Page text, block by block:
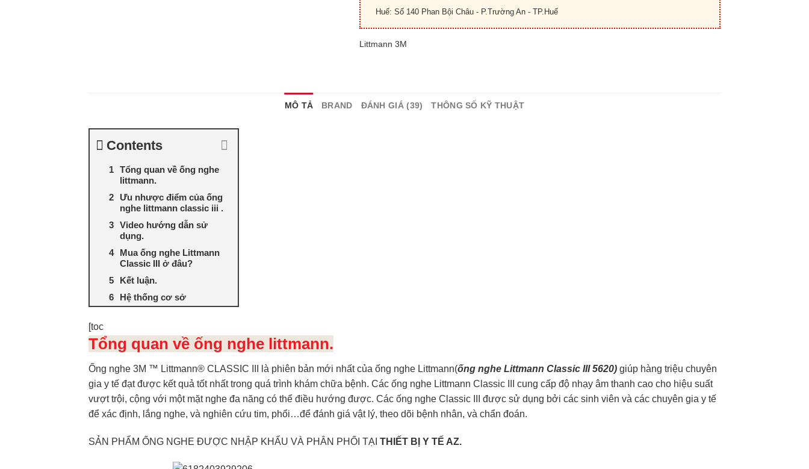
Huế: Số 140 Phan Bội Châu - P.Trường An - TP.Huế
Littmann 3M
MÔ TẢ BRAND ĐÁNH GIÁ (39) THÔNG SỐ KỸ THUẬT
Contents
Tổng quan về ống nghe
littmann.
Ưu nhược điểm của ống
nghe littmann classic iii .
Video hướng dẫn sử
dụng.
Mua ống nghe Littmann
Classic III ở đâu?
Kết luận.
Hệ thống cơ sở
[toc
Tổng quan về ống nghe littmann.
Ống nghe 3M ™ Littmann® CLASSIC III là phiên bản mới nhất của ống nghe Littmann(ống nghe Littmann Classic III 5620) giúp hàng triệu chuyên
gia y tế đạt được kết quả tốt nhất trong quá trình khám chữa bệnh. Các ống nghe Littmann Classic III
cung cấp độ nhạy âm thanh cao cho hiệu suất
vượt trội, cộng với một mặt nghe đa năng có thể điều hướng được. Các ống nghe Classic III được sử dụng bởi các sinh viên và các chuyên gia y tế
để xác định, lắng nghe, và nghiên cứu tim, phổi…để đánh giá vật lý, theo dõi bệnh nhân, và chẩn đoán.
SẢN PHẨM ỐNG NGHE ĐƯỢC NHẬP KHẨU VÀ PHÂN PHỐI TẠI THIẾT BỊ Y TẾ AZ.